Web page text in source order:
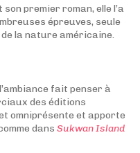
son premier roman, elle l’a
épreuves, seule
la nature américaine.
fait penser à
des éditions
omniprésente et apporte
dans Sukwan Island